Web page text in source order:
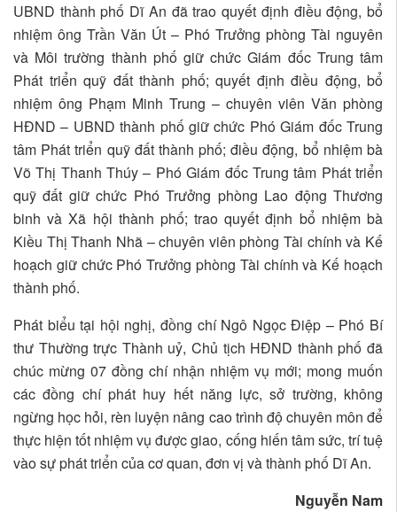
UBND thành phố Dĩ An đã trao quyết định điều động, bổ
nhiệm ông Trần Văn Út – Phó Trưởng phòng Tài nguyên
và Môi trường thành phố giữ chức Giám đốc Trung tâm
Phát triển quỹ đất thành phố; quyết định điều động, bổ
nhiệm ông Phạm Minh Trung – chuyên viên Văn phòng
HĐND – UBND thành phố giữ chức Phó Giám đốc Trung
tâm Phát triển quỹ đất thành phố; điều động, bổ nhiệm bà
Võ Thị Thanh Thúy – Phó Giám đốc Trung tâm Phát triển
quỹ đất giữ chức Phó Trưởng phòng Lao động Thương
binh và Xã hội thành phố; trao quyết định bổ nhiệm bà
Kiều Thị Thanh Nhã – chuyên viên phòng Tài chính và Kế
hoạch giữ chức Phó Trưởng phòng Tài chính và Kế hoạch
thành phố.
Phát biểu tại hội nghị, đồng chí Ngô Ngọc Điệp – Phó Bí
thư Thường trực Thành uỷ, Chủ tịch HĐND thành phố đã
chúc mừng 07 đồng chí nhận nhiệm vụ mới; mong muốn
các đồng chí phát huy hết năng lực, sở trường, không
ngừng học hỏi, rèn luyện nâng cao trình độ chuyên môn để
thực hiện tốt nhiệm vụ được giao, cống hiến tâm sức, trí tuệ
vào sự phát triển của cơ quan, đơn vị và thành phố Dĩ An.
Nguyễn Nam